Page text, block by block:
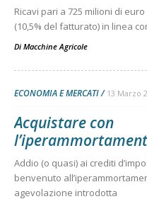
Ricavi pari a 725 milioni di
(10,5% del fatturato) in linea
Di Macchine Agricole
ECONOMIA E MERCATI 13 Marzo
Acquistare con
Addio (o quasi) ai crediti
benvenuto
agevolazione introdotta